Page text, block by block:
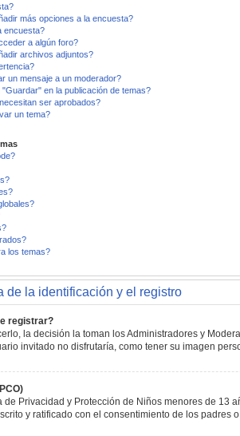
más opciones a la encuesta?
encuesta?
a algún foro?
archivos adjuntos?
un mensaje a un moderador?
en la publicación de temas?
ser aprobados?
un tema?
los temas?
de la identificación y el registro
registrar?
la decisión la toman los Administradores y
invitado no disfrutaría, como tener su imagen
de Privacidad y Protección de Niños menores de
y ratificado con el consentimiento de los